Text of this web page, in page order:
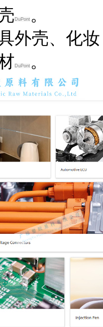
DuPont 。
外壳、化妆
DuPont 。